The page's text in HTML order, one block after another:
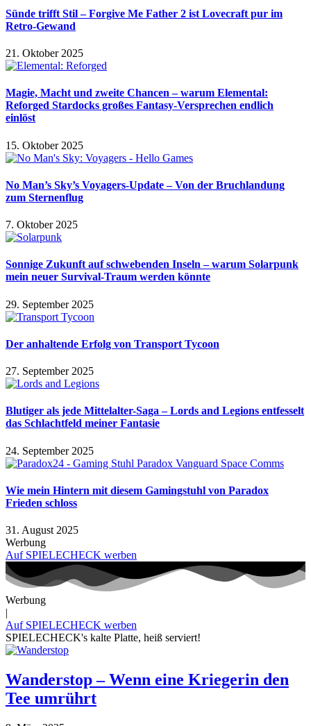
Sünde trifft Stil – Forgive Me Father 2 ist Lovecraft pur im
Retro-Gewand
21. Oktober 2025
Magie, Macht und zweite Chancen – warum Elemental:
Reforged Stardocks großes Fantasy-Versprechen endlich
einlöst
15. Oktober 2025
No Man’s Sky’s Voyagers-Update – Von der Bruchlandung
zum Sternenflug
7. Oktober 2025
Sonnige Zukunft auf schwebenden Inseln – warum Solarpunk
mein neuer Survival-Traum werden könnte
29. September 2025
Der anhaltende Erfolg von Transport Tycoon
27. September 2025
Blutiger als jede Mittelalter-Saga – Lords and Legions entfesselt
das Schlachtfeld meiner Fantasie
24. September 2025
Wie mein Hintern mit diesem Gamingstuhl von Paradox
Frieden schloss
31. August 2025
Werbung
Auf SPIELECHECK werben
Werbung
|
Auf SPIELECHECK werben
SPIELECHECK's kalte Platte, heiß serviert!
Wanderstop – Wenn eine Kriegerin den
Tee umrührt